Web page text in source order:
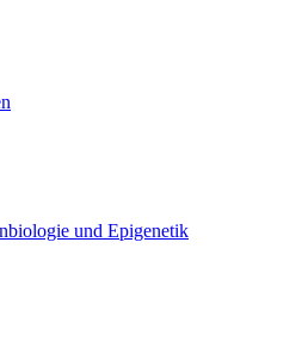
und Epigenetik